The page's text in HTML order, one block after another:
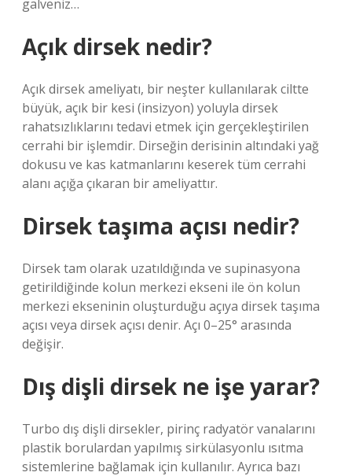
galveniz…
Açık dirsek nedir?
Açık dirsek ameliyatı, bir neşter kullanılarak ciltte
büyük, açık bir kesi (insizyon) yoluyla dirsek
rahatsızlıklarını tedavi etmek için gerçekleştirilen
cerrahi bir işlemdir. Dirseğin derisinin altındaki yağ
dokusu ve kas katmanlarını keserek tüm cerrahi
alanı açığa çıkaran bir ameliyattır.
Dirsek taşıma açısı nedir?
Dirsek tam olarak uzatıldığında ve supinasyona
getirildiğinde kolun merkezi ekseni ile ön kolun
merkezi ekseninin oluşturduğu açıya dirsek taşıma
açısı veya dirsek açısı denir. Açı 0–25° arasında
değişir.
Dış dişli dirsek ne işe yarar?
Turbo dış dişli dirsekler, pirinç radyatör vanalarını
plastik borulardan yapılmış sirkülasyonlu ısıtma
sistemlerine bağlamak için kullanılır. Ayrıca bazı